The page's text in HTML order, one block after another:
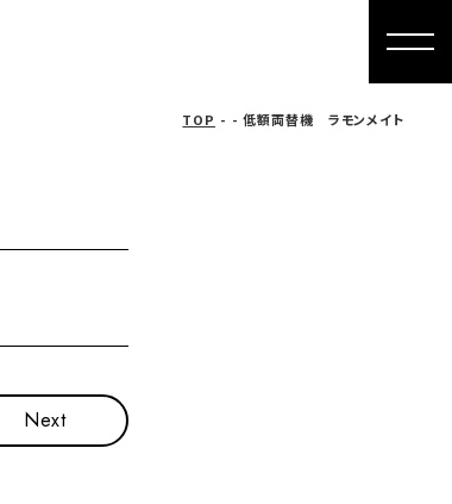
TOP - - 低額両替機 ラモンメイト
Next